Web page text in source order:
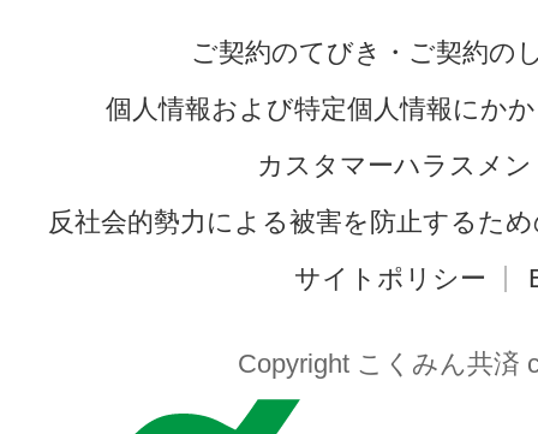
ご契約のてびき・ご契約の
個人情報および特定個人情報にか
カスタマーハラスメ
反社会的勢力による被害を防止するた
サイトポリシー
Copyright こくみん共済